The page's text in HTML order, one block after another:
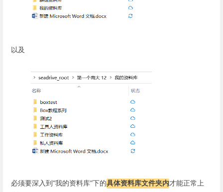
以及
必须要深入到“我的资料库”下的具体资料库文件夹内才能正常上